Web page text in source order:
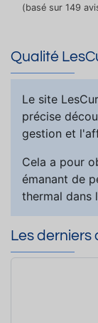
(basé sur 149
Qualité
Le site
précise
gestion et
Cela a pour
émanant de
thermal dans
Les derniers